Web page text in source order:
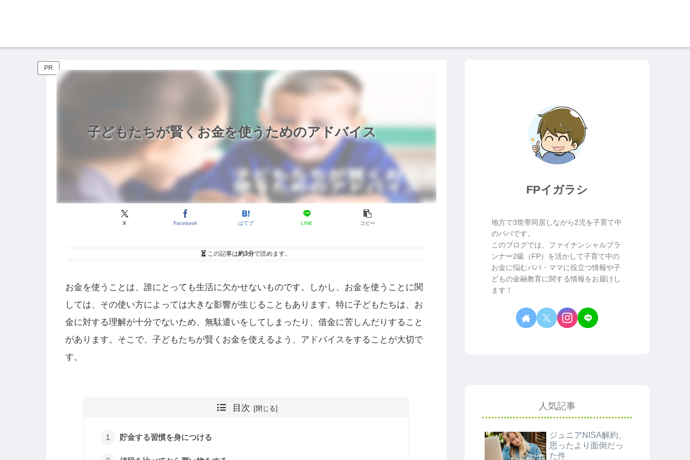
PR
子どもたちが賢くお金を使うためのアドバイス
X Facebook はてブ LINE コピー
2023.03.20
この記事は約3分で読めます。
お金を使うことは、誰にとっても生活に欠かせないものです。しかし、お金を使うことに関
しては、その使い方によっては大きな影響が生じることもあります。特に子どもたちは、お
金に対する理解が十分でないため、無駄遣いをしてしまったり、借金に苦しんだりすること
があります。そこで、子どもたちが賢くお金を使えるよう、アドバイスをすることが大切で
す。
目次
貯金する習慣を身につける
FPイガラシ
地方で3世帯同居しながら2児を子育て中
のパパです。
このブログでは、ファイナンシャルプラ
ンナー2級（FP）を活かして子育て中の
お金に悩むパパ・ママに役立つ情報や子
どもの金融教育に関する情報をお届けし
ます！
人気記事
ジュニアNISA解約、
思ったより面倒だっ
た件